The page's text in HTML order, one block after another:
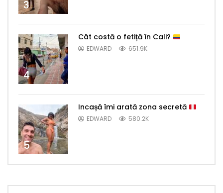
3
4
Cât costă o fetiță în Cali?
EDWARD 651.9K
5
Incașă îmi arată zona secretă
EDWARD 580.2K